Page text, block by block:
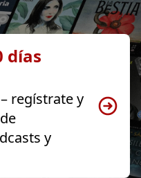
días
regístrate y
y